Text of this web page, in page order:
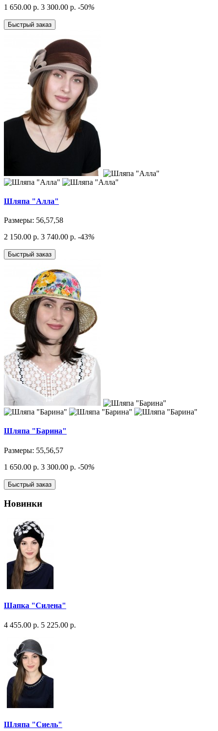
1 650.00 р. 3 300.00 р. -50%
Быстрый заказ
Шляпа "Алла"
Размеры: 56,57,58
2 150.00 р. 3 740.00 р. -43%
Быстрый заказ
Шляпа "Барина"
Размеры: 55,56,57
1 650.00 р. 3 300.00 р. -50%
Быстрый заказ
Новинки
Шапка "Силена"
4 455.00 р. 5 225.00 р.
Шляпа "Сиель"